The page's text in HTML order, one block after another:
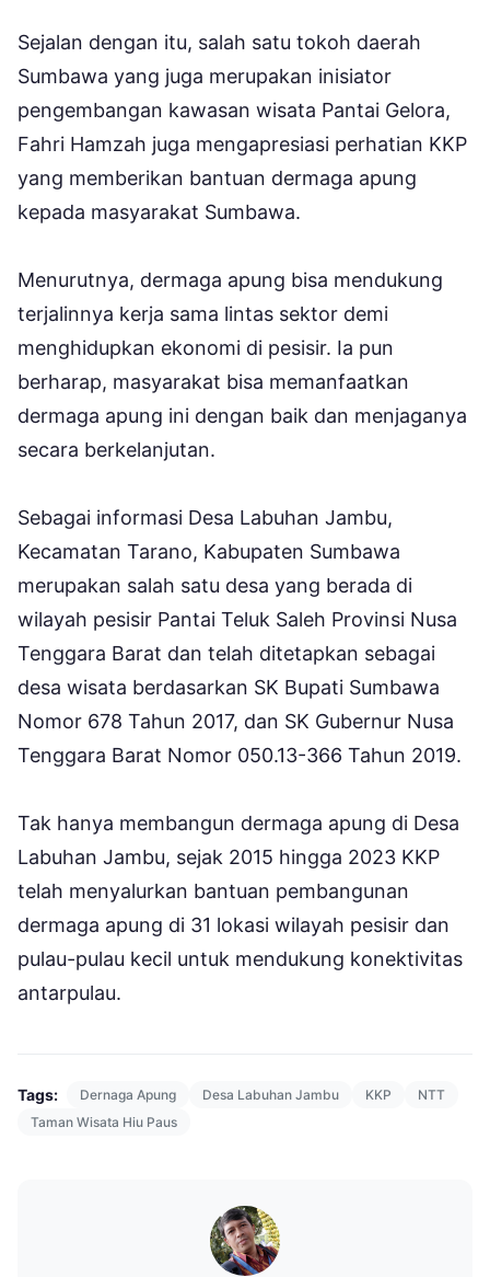
Sejalan dengan itu, salah satu tokoh daerah
Sumbawa yang juga merupakan inisiator
pengembangan kawasan wisata Pantai Gelora,
Fahri Hamzah juga mengapresiasi perhatian KKP
yang memberikan bantuan dermaga apung
kepada masyarakat Sumbawa.
Menurutnya, dermaga apung bisa mendukung
terjalinnya kerja sama lintas sektor demi
menghidupkan ekonomi di pesisir. Ia pun
berharap, masyarakat bisa memanfaatkan
dermaga apung ini dengan baik dan menjaganya
secara berkelanjutan.
Sebagai informasi Desa Labuhan Jambu,
Kecamatan Tarano, Kabupaten Sumbawa
merupakan salah satu desa yang berada di
wilayah pesisir Pantai Teluk Saleh Provinsi Nusa
Tenggara Barat dan telah ditetapkan sebagai
desa wisata berdasarkan SK Bupati Sumbawa
Nomor 678 Tahun 2017, dan SK Gubernur Nusa
Tenggara Barat Nomor 050.13-366 Tahun 2019.
Tak hanya membangun dermaga apung di Desa
Labuhan Jambu, sejak 2015 hingga 2023 KKP
telah menyalurkan bantuan pembangunan
dermaga apung di 31 lokasi wilayah pesisir dan
pulau-pulau kecil untuk mendukung konektivitas
antarpulau.
Tags: Dernaga Apung Desa Labuhan Jambu KKP
NTT
Taman Wisata Hiu Paus